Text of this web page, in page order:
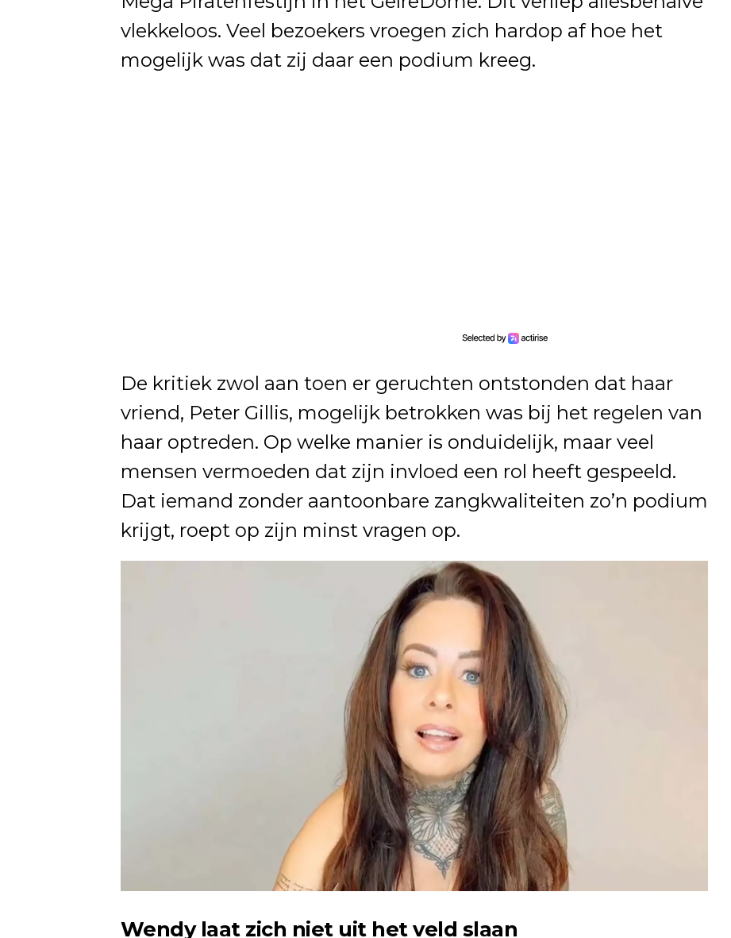
vlekkeloos. Veel bezoekers vroegen zich hardop af hoe het
mogelijk was dat zij daar een podium kreeg.
De kritiek zwol aan toen er geruchten ontstonden dat haar
vriend, Peter Gillis, mogelijk betrokken was bij het regelen van
haar optreden. Op welke manier is onduidelijk, maar veel
mensen vermoeden dat zijn invloed een rol heeft gespeeld.
Dat iemand zonder aantoonbare zangkwaliteiten zo’n podium
krijgt, roept op zijn minst vragen op.
Wendy laat zich niet uit het veld slaan